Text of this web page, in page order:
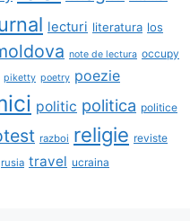
lecturi literatura los
note de lectura occupy
piketty poetry poezie
politic politica politice
razboi religie reviste
rusia travel ucraina